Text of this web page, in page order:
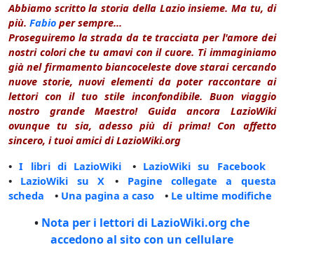
Abbiamo scritto la storia della Lazio insieme. Ma tu, di
più. Fabio per sempre...
Proseguiremo la strada da te tracciata per l'amore dei
nostri colori che tu amavi con il cuore. Ti immaginiamo
già nel firmamento biancoceleste dove starai cercando
nuove storie, nuovi elementi da poter raccontare ai
lettori con il tuo stile inconfondibile. Buon viaggio
nostro grande Maestro! Guida ancora LazioWiki
ovunque tu sia, adesso più di prima! Con affetto
sincero, i tuoi amici di LazioWiki.org
•I libri di LazioWiki • LazioWiki su Facebook
• LazioWiki su X • Pagine collegate a questa
scheda • Una pagina a caso • Le ultime modifiche
• Nota per i lettori di LazioWiki.org che
accedono al sito con un cellulare